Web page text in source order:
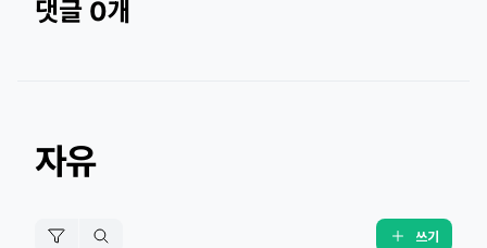
댓글 0개
자유
쓰기